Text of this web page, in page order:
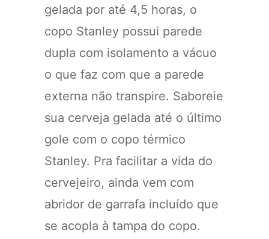
gelada por até 4,5 horas, o
copo Stanley possui parede
dupla com isolamento a vácuo
o que faz com que a parede
externa não transpire. Saboreie
sua cerveja gelada até o último
gole com o copo térmico
Stanley. Pra facilitar a vida do
cervejeiro, ainda vem com
abridor de garrafa incluído que
se acopla à tampa do copo.